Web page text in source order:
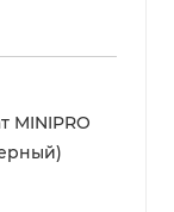
MINIPRO